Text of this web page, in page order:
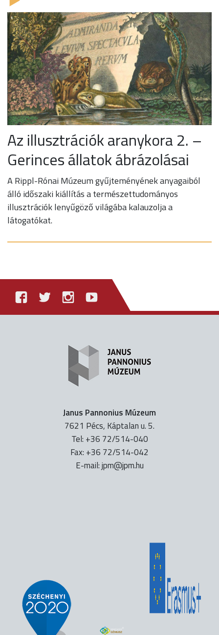
Az illusztrációk aranykora 2. –
Gerinces állatok ábrázolásai
A Rippl-Rónai Múzeum gyűjteményének anyagaiból
álló időszaki kiállítás a természettudományos
illusztrációk lenyűgöző világába kalauzolja a
látogatókat.
Janus Pannonius Múzeum
7621 Pécs, Káptalan u. 5.
Tel: +36 72/514-040
Fax: +36 72/514-042
E-mail:uh.mpj@mpj